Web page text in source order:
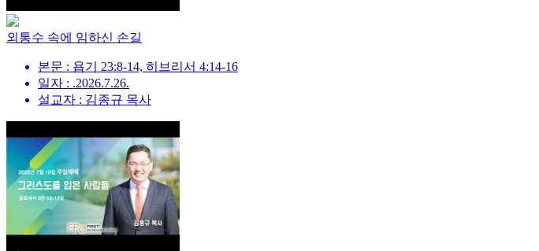
외통수 속에 임하신 손길
본문 : 욥기 23:8-14, 히브리서 4:14-16
일자 : .2026.7.26.
설교자 : 김종규 목사